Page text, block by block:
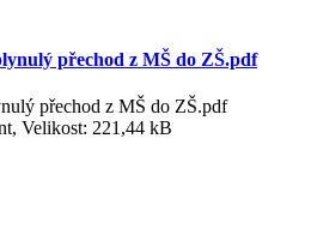
přechod z MŠ do ZŠ.pdf
přechod z MŠ do ZŠ.pdf
Velikost: 221,44 kB